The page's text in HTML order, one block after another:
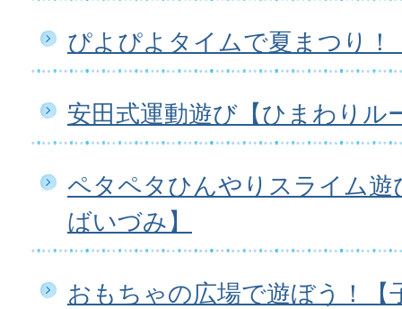
ぴよぴよタイムで夏まつり！
安田式運動遊び【ひまわりル
ペタペタひんやりスライム
ばいづみ】
おもちゃの広場で遊ぼう！【